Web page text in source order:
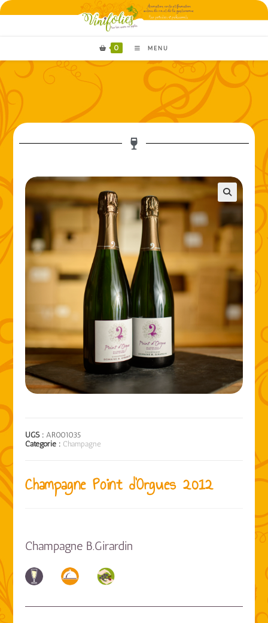
0 MENU
UGS : AR001035
Catégorie : Champagne
Champagne Point d’Orgues 2012
Champagne B.Girardin